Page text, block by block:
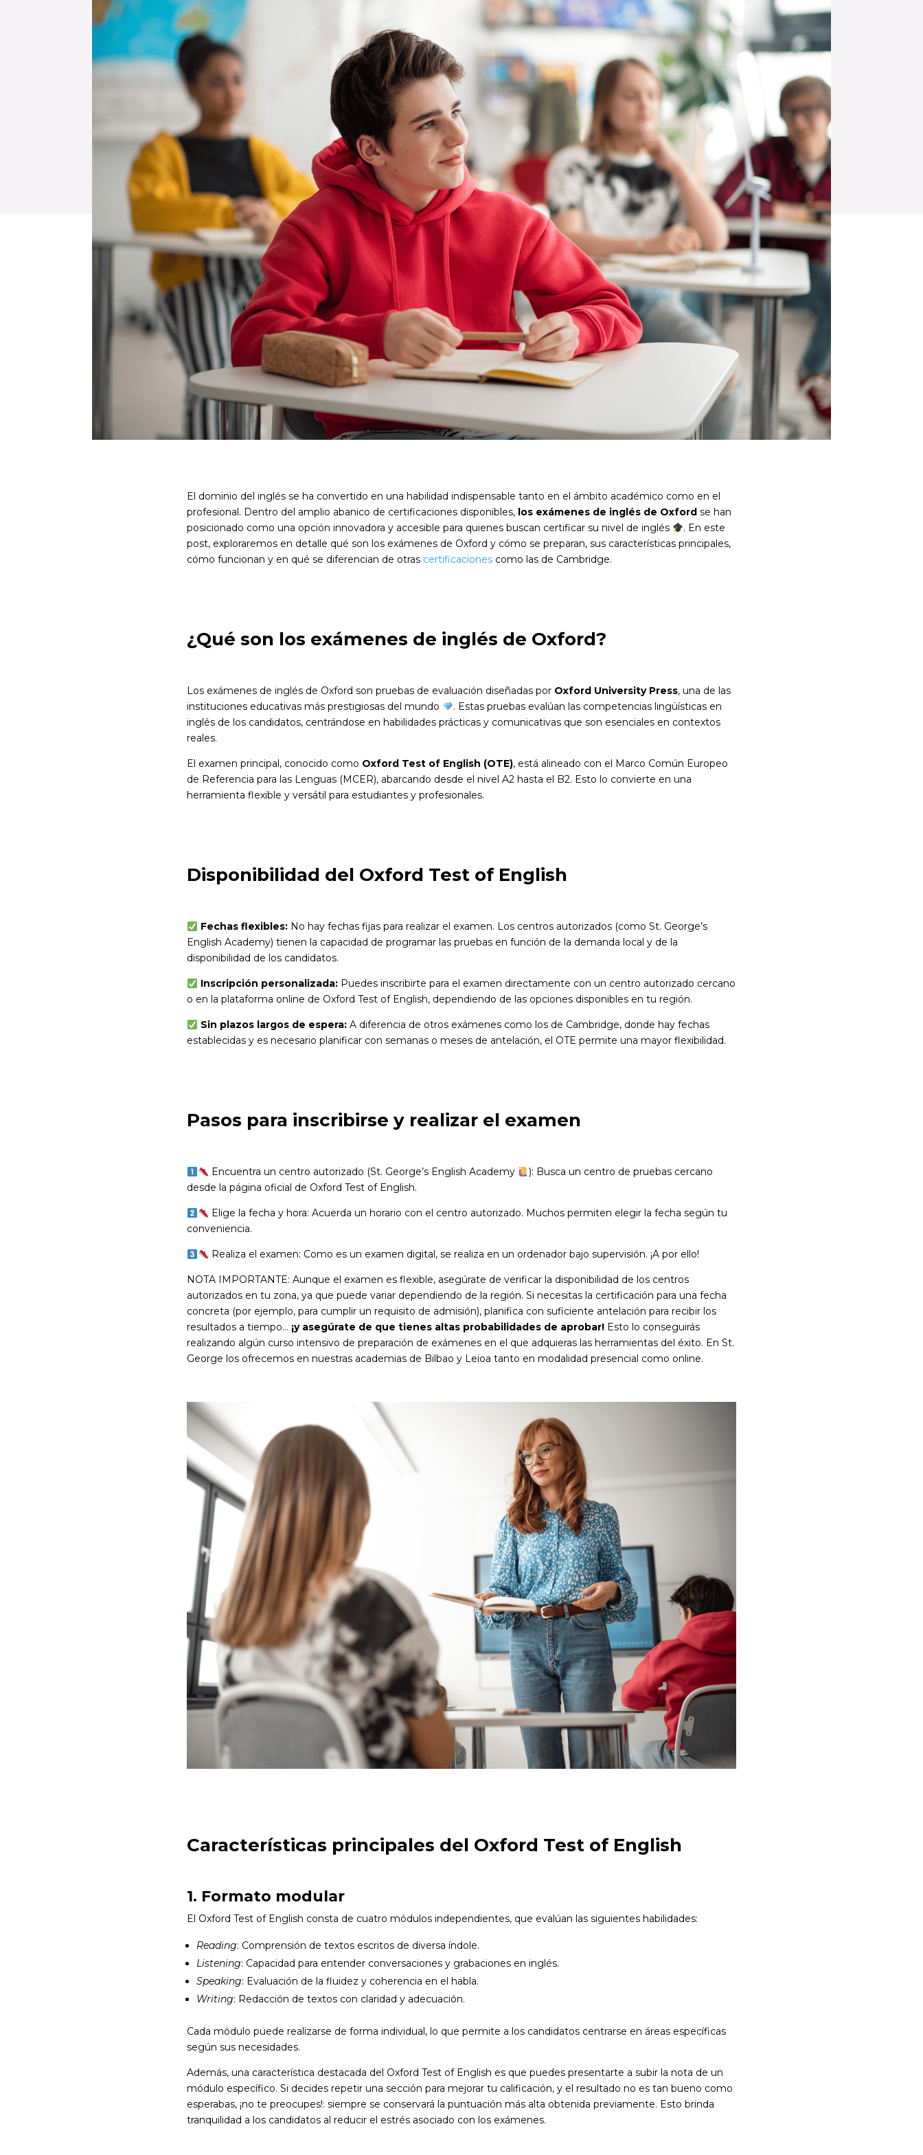
El dominio del inglés se ha convertido en una habilidad indispensable tanto en el ámbito académico como en el
profesional. Dentro del amplio abanico de certificaciones disponibles, los exámenes de inglés de Oxford se han
posicionado como una opción innovadora y accesible para quienes buscan certificar su nivel de inglés
. En este
post, exploraremos en detalle qué son los exámenes de Oxford y cómo se preparan, sus características principales,
cómo funcionan y en qué se diferencian de otras certificaciones como las de Cambridge.
¿Qué son los exámenes de inglés de Oxford?
Los exámenes de inglés de Oxford son pruebas de evaluación diseñadas por Oxford University Press, una de las
instituciones educativas más prestigiosas del mundo
. Estas pruebas evalúan las competencias lingüísticas en
inglés de los candidatos, centrándose en habilidades prácticas y comunicativas que son esenciales en contextos
reales.
El examen principal, conocido como Oxford Test of English (OTE), está alineado con el Marco Común Europeo
de Referencia para las Lenguas (MCER), abarcando desde el nivel A2 hasta el B2. Esto lo convierte en una
herramienta flexible y versátil para estudiantes y profesionales.
Disponibilidad del Oxford Test of English
Fechas flexibles:No hay fechas fijas para realizar el examen. Los centros autorizados (como St. George’s
English Academy) tienen la capacidad de programar las pruebas en función de la demanda local y de la
disponibilidad de los candidatos.
Inscripción personalizada:Puedes inscribirte para el examen directamente con un centro autorizado cercano
o en la plataforma online de Oxford Test of English, dependiendo de las opciones disponibles en tu región.
Sin plazos largos de espera:A diferencia de otros exámenes como los de Cambridge, donde hay fechas
establecidas y es necesario planificar con semanas o meses de antelación, el OTE permite una mayor flexibilidad.
Pasos para inscribirse y realizar el examen
Encuentra un centro autorizado (St. George’s English Academy
): Busca un centro de pruebas cercano
desde la página oficial de Oxford Test of English.
Elige la fecha y hora: Acuerda un horario con el centro autorizado. Muchos permiten elegir la fecha según tu
conveniencia.
Realiza el examen: Como es un examen digital, se realiza en un ordenador bajo supervisión. ¡A por ello!
NOTA IMPORTANTE: Aunque el examen es flexible, asegúrate de verificar la disponibilidad de los centros
autorizados en tu zona, ya que puede variar dependiendo de la región. Si necesitas la certificación para una fecha
concreta (por ejemplo, para cumplir un requisito de admisión), planifica con suficiente antelación para recibir los
resultados a tiempo… ¡y asegúrate de que tienes altas probabilidades de aprobar! Esto lo conseguirás
realizando algún curso intensivo de preparación de exámenes en el que adquieras las herramientas del éxito. En St.
George los ofrecemos en nuestras academias de Bilbao y Leioa tanto en modalidad presencial como online.
Características principales del Oxford Test of English
1. Formato modular
El Oxford Test of English consta de cuatro módulos independientes, que evalúan las siguientes habilidades:
Reading: Comprensión de textos escritos de diversa índole.
Listening: Capacidad para entender conversaciones y grabaciones en inglés.
Speaking: Evaluación de la fluidez y coherencia en el habla.
Writing: Redacción de textos con claridad y adecuación.
Cada módulo puede realizarse de forma individual, lo que permite a los candidatos centrarse en áreas específicas
según sus necesidades.
Además, una característica destacada del Oxford Test of English es que puedes presentarte a subir la nota de un
módulo específico. Si decides repetir una sección para mejorar tu calificación, y el resultado no es tan bueno como
esperabas, ¡no te preocupes!: siempre se conservará la puntuación más alta obtenida previamente. Esto brinda
tranquilidad a los candidatos al reducir el estrés asociado con los exámenes.